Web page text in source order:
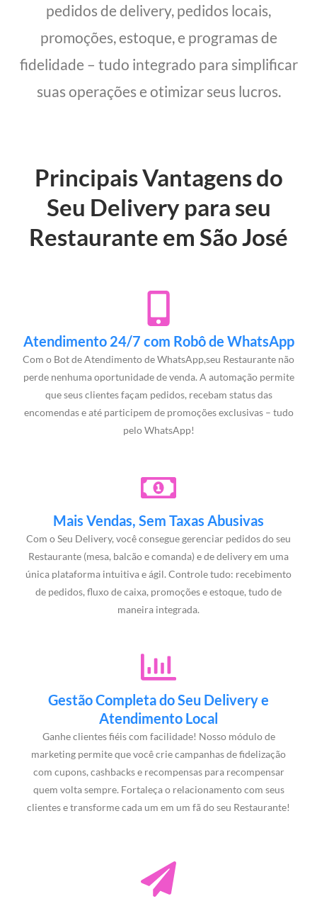
pedidos de delivery, pedidos locais,
promoções, estoque, e programas de
fidelidade – tudo integrado para simplificar
suas operações e otimizar seus lucros.
Principais Vantagens do
Seu Delivery para seu
Restaurante em São José
Atendimento 24/7 com Robô de WhatsApp
Com o Bot de Atendimento de WhatsApp,seu Restaurante não
perde nenhuma oportunidade de venda. A automação permite
que seus clientes façam pedidos, recebam status das
encomendas e até participem de promoções exclusivas – tudo
pelo WhatsApp!
Mais Vendas, Sem Taxas Abusivas
Com o Seu Delivery, você consegue gerenciar pedidos do seu
Restaurante (mesa, balcão e comanda) e de delivery em uma
única plataforma intuitiva e ágil. Controle tudo: recebimento
de pedidos, fluxo de caixa, promoções e estoque, tudo de
maneira integrada.
Gestão Completa do Seu Delivery e
Atendimento Local
Ganhe clientes fiéis com facilidade! Nosso módulo de
marketing permite que você crie campanhas de fidelização
com cupons, cashbacks e recompensas para recompensar
quem volta sempre. Fortaleça o relacionamento com seus
clientes e transforme cada um em um fã do seu Restaurante!